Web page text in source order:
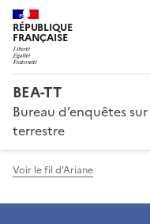
RÉPUBLIQUE
FRANÇAISE
BEA-TT
Bureau d’enquêtes
terrestre
Voir le fil d'Ariane